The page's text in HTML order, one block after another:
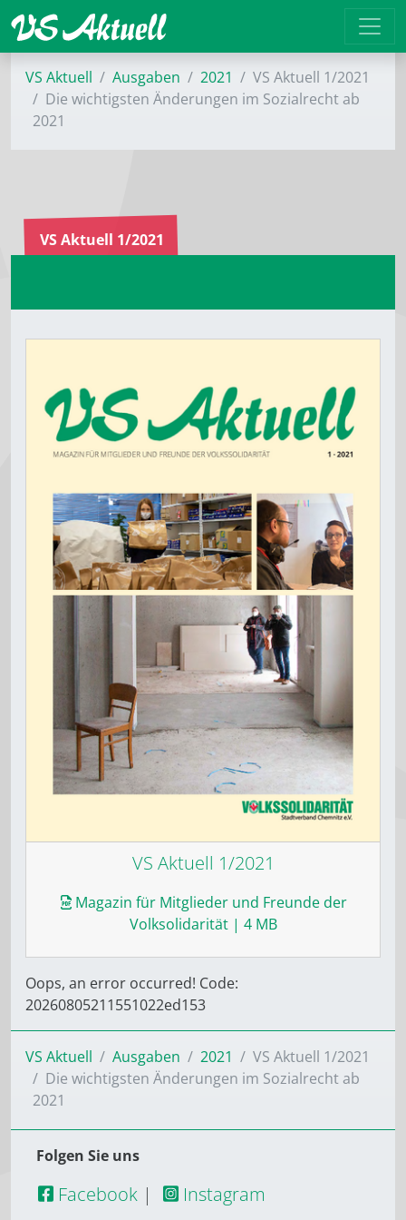
VS Aktuell Ausgaben 2021
VS Aktuell 1/2021
Die wichtigsten Änderungen im Sozialrecht ab
2021
VS Aktuell 1/2021
VS Aktuell 1/2021
Magazin für Mitglieder und Freunde der
Volksolidarität| 4 MB
Oops, an error occurred! Code:
20260805211551022ed153
VS Aktuell Ausgaben 2021
VS Aktuell 1/2021
Die wichtigsten Änderungen im Sozialrecht ab
2021
Folgen Sie uns
Facebook | Instagram